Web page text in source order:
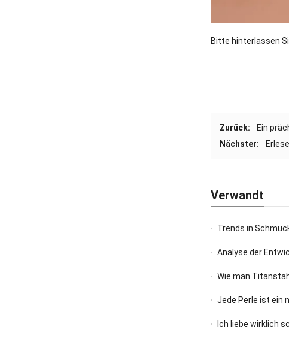
Bitte hinterlassen
Zurück:
Ein
Nächster:
Verwandt
Trends in
Analyse der
Wie man
Jede Perle ist ein
Ich liebe wirklich